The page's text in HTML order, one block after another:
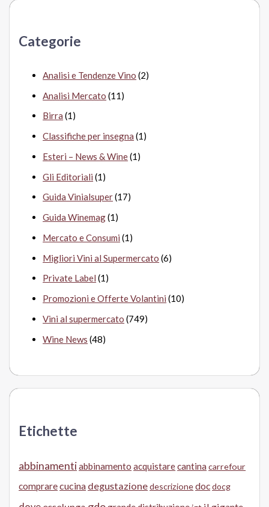
:Categorie
Analisi e Tendenze Vino (2)
Analisi Mercato (11)
Birra (1)
Classifiche per insegna (1)
Esteri – News & Wine(1)
Gli Editoriali (1)
Guida Vinialsuper(17)
Guida Winemag(1)
Mercato e Consumi (1)
Migliori Vini al Supermercato (6)
Private Label (1)
Promozioni e Offerte Volantini (10)
Vini al supermercato (749)
Wine News (48)
Etichette
abbinamentiabbinamento acquistarecantina carrefour
comprarecucina degustazionedescrizionedocdocg